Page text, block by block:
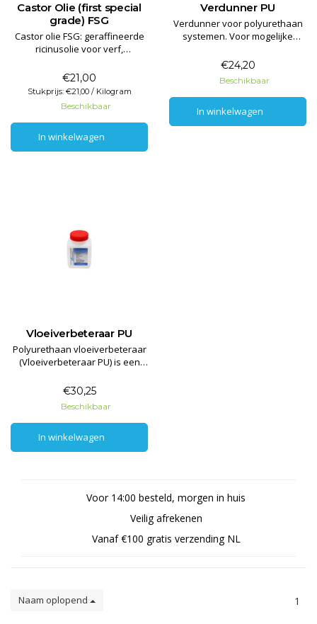
Castor Olie (first special
grade) FSG
Castor olie FSG: geraffineerde
ricinusolie voor verf,
smeermiddelen. Heldere
kwaliteit. Morgen in huis.
€21,00
Stukprijs: €21,00 / Kilogram
Beschikbaar
In winkelwagen
In winkelwagen
Verdunner PU
Verdunner voor polyurethaan
systemen. Voor mogelijke
technische datasheet van het
product geraadpleegd te
worden. Toepassing is niet in
alle gevallen mogelijk.
€24,20
Beschikbaar
In winkelwagen
In winkelwagen
Vloeiverbeteraar PU
Polyurethaan vloeiverbeteraar
(Vloeiverbeteraar PU) is een
polyurethaanhars
gietsystemen verbeterd.
€30,25
Beschikbaar
In winkelwagen
In winkelwagen
Voor 14:00 besteld, morgen in huis
Veilig afrekenen
Vanaf €100 gratis verzending NL
Naam oplopend 1